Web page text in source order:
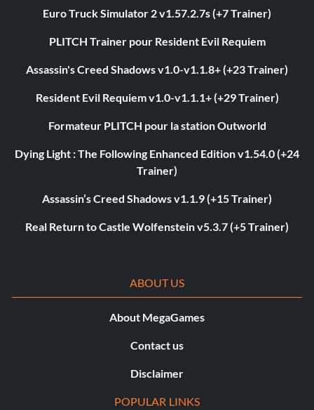
Euro Truck Simulator 2 v1.57.2.7s (+7 Trainer)
PLITCH Trainer pour Resident Evil Requiem
Assassin's Creed Shadows v1.0-v1.1.8+ (+23 Trainer)
Resident Evil Requiem v1.0-v1.1.1+ (+29 Trainer)
Formateur PLITCH pour la station Outworld
Dying Light : The Following Enhanced Edition v1.54.0 (+24
Trainer)
Assassin’s Creed Shadows v1.1.9 (+15 Trainer)
Real Return to Castle Wolfenstein v5.3.7 (+5 Trainer)
ABOUT US
About MegaGames
Contact us
Disclaimer
POPULAR LINKS